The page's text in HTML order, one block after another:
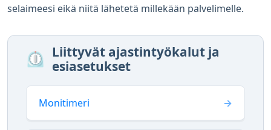
selaimeesi eikä niitä lähetetä millekään palvelimelle.
⏲️ Liittyvät ajastintyökalut ja
esiasetukset
Monitimeri